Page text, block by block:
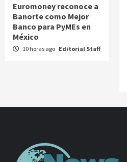
Euromoney reconoce a
Banorte como Mejor
Banco para PyMEs en
México
10 horas ago Editorial Staff